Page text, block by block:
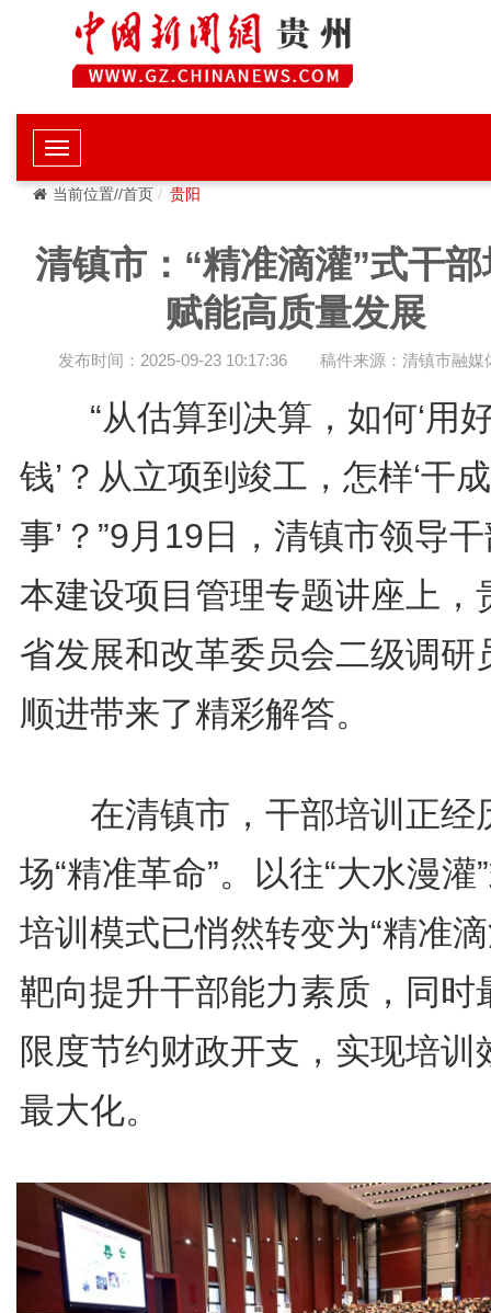
当前位置//首页 贵阳
清镇市：“精准滴灌”式干
赋能高质量发展
发布时间：2025-09-23 10:17:36 稿件来源：清镇市融媒
“从估算到决算，如何‘用
钱’？从立项到竣工，怎样‘干成
事’？”9月19日，清镇市领导
本建设项目管理专题讲座上，
省发展和改革委员会二级调研
顺进带来了精彩解答。
在清镇市，干部培训正经
场“精准革命”。以往“大水漫灌
培训模式已悄然转变为“精准
靶向提升干部能力素质，同时
限度节约财政开支，实现培训
最大化。